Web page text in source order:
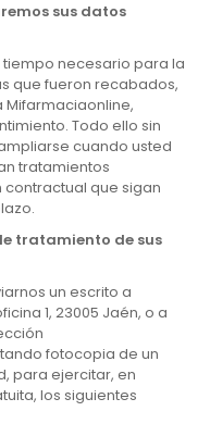
sus datos
necesario para la
que fueron recabados,
Mifarmaciaonline,
Todo ello sin
cuando usted
tratamientos
que sigan
tratamiento de sus
un escrito a
1, 23005 Jaén, o a
fotocopia de un
para ejercitar, en
los siguientes